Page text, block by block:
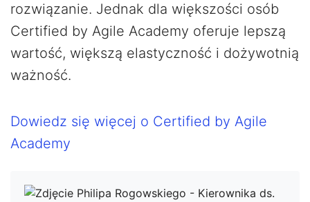
rozwiązanie. Jednak dla większości osób
Certified by Agile Academy oferuje lepszą
wartość, większą elastyczność i dożywotnią
ważność.
Dowiedz się więcej o Certified by Agile
Academy